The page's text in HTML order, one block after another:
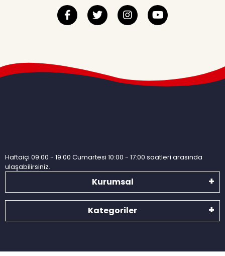
Haftaiçi 09:00 - 19:00 Cumartesi 10:00 - 17:00 saatleri arasında
ulaşabilirsiniz.
Kurumsal
Kategoriler